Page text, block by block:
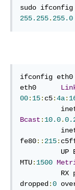
sudo ifconfig
255.255. 255.0
ifconfig eth0
eth0
00: 15: c5:4a:
Bcast : 10.0.
fe80:: 215:
MTU: 1500
dropped :0